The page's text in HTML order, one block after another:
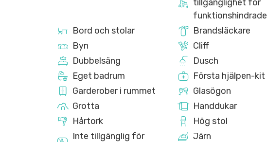
tillgänglighet för
funktionshindrade
Bord och stolar Brandsläckare
Byn
Cliff
Dubbelsäng
Dusch
Eget badrum
Första hjälpen-kit
Garderober i rummet
Glasögon
Grotta
Handdukar
Hårtork
Hög stol
Inte tillgänglig för
Järn